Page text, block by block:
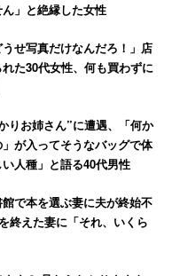
」と絶縁した女性
せ写真だけなんだろ！」店
た30代女性、何も買わずに
りお姉さん”に遭遇、「何か
が入ってそうなバッグで体
人種」と語る40代男性
で本を選ぶ妻に夫が終始不
終えた妻に「それ、いくら